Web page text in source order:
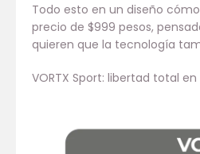
Todo esto en un diseño
precio de $999 pesos,
quieren que la tecnología
VORTX Sport: libertad total